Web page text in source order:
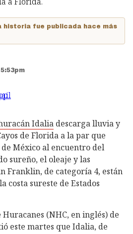
historia fue publicada hace más
Idalia descarga lluvia y
de Florida a la par que
México al encuentro del
sureño, el oleaje y las
Franklin, de categoría 4, están
costa sureste de Estados
(NHC, en inglés) de
este martes que Idalia, de